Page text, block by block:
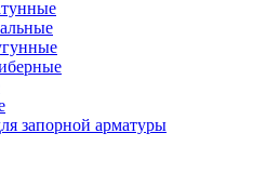
запорной арматуры